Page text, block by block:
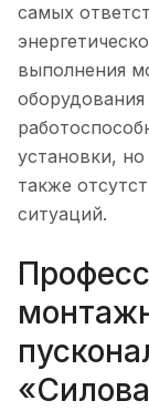
самых
выполнения
установки,
также
ситуаций.